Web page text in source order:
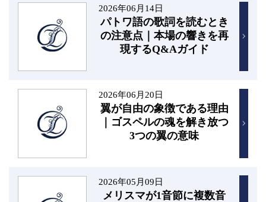
2026年06月14日
パトワ語の歌詞を読むとき
の注意点｜本場の響きを再
現するQ&Aガイド
2026年06月20日
翼が自由の象徴である理由
｜ゴスペルの魂を解き放つ
3つの翼の意味
2026年05月09日
メリスマが1音節に複数音